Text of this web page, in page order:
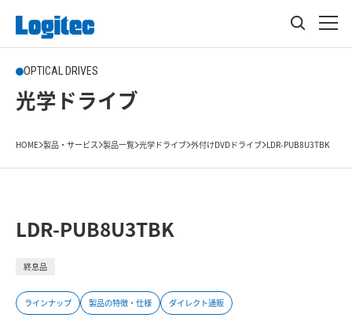
OPTICAL DRIVES
光学ドライブ
HOME 製品・サービス 製品一覧 光学ドライブ 外付けDVDドライブ LDR-PUB8U3TBK
LDR-PUB8U3TBK
終息品
ラインナップ 製品の特徴・仕様 ダイレクト通販